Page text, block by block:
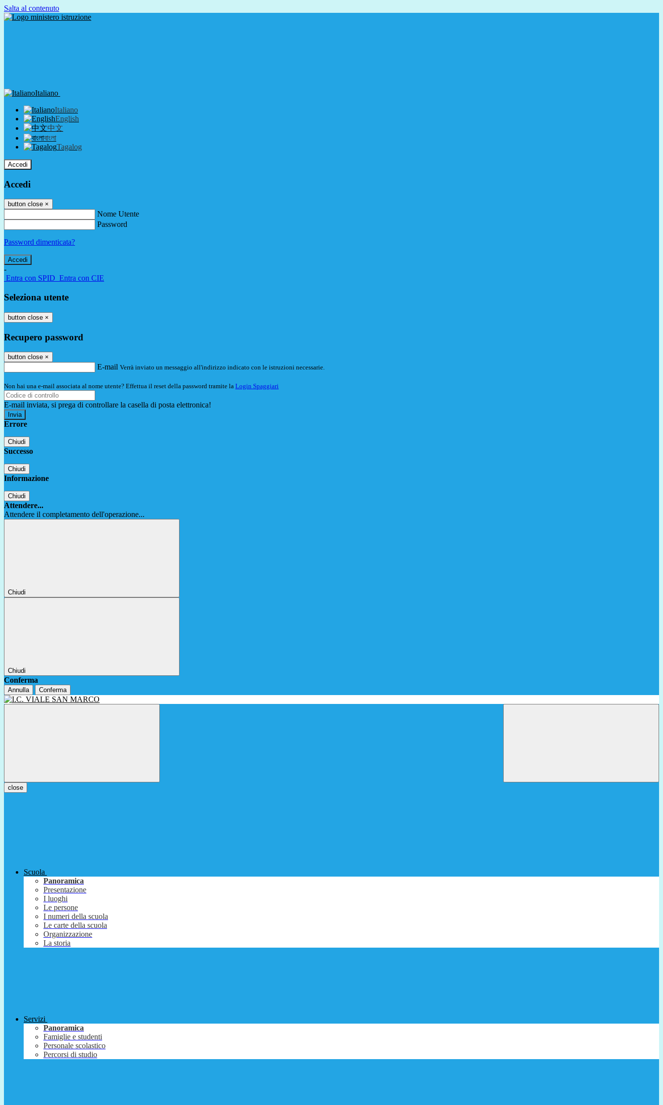
Salta al contenuto
Italiano
Italiano
English
中文
বাংলা
Tagalog
Accedi
Accedi
button close ×
Nome Utente
Password
Password dimenticata?
-
Entra con SPID Entra con CIE
Seleziona utente
button close ×
Recupero password
button close ×
E-mail Verrà inviato un messaggio all'indirizzo indicato con le istruzioni necessarie.
Non hai una e-mail associata al nome utente? Effettua il reset della password tramite la Login Spaggiari
E-mail inviata, si prega di controllare la casella di posta elettronica!
Errore
Chiudi
Successo
Chiudi
Informazione
Chiudi
Attendere...
Attendere il completamento dell'operazione...
Chiudi
Chiudi
Conferma
Annulla Conferma
close
Scuola
Panoramica
Presentazione
I luoghi
Le persone
I numeri della scuola
Le carte della scuola
Organizzazione
La storia
Servizi
Panoramica
Famiglie e studenti
Personale scolastico
Percorsi di studio